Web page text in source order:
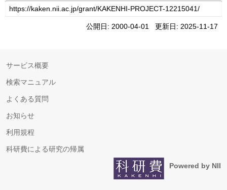
公開日: 2000-04-01 更新日: 2025-11-17
サービス概要
検索マニュアル
よくある質問
お知らせ
利用規程
科研費による研究の帰属
Powered by NII